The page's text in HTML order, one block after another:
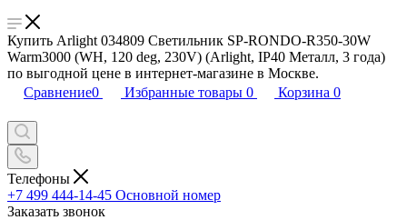
Купить Arlight 034809 Светильник SP-RONDO-R350-30W
Warm3000 (WH, 120 deg, 230V) (Arlight, IP40 Металл, 3 года)
по выгодной цене в интернет-магазине в Москве.
Сравнение0 Избранные товары 0 Корзина 0
Телефоны
+7 499 444-14-45 Основной номер
Заказать звонок